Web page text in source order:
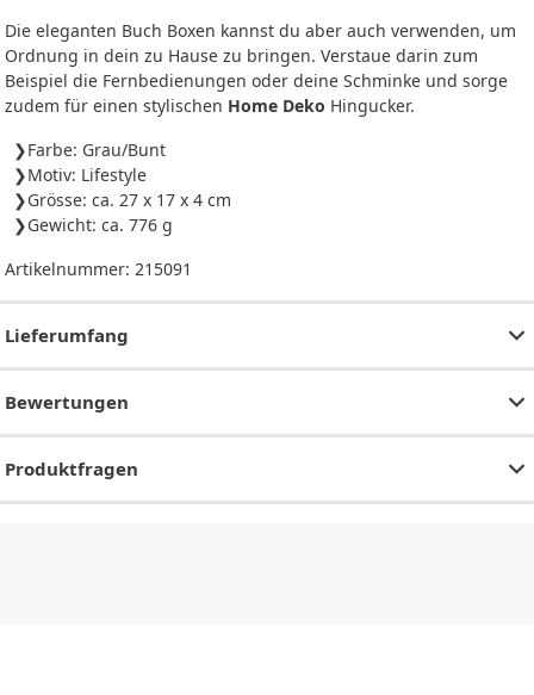
Die eleganten Buch Boxen kannst du aber auch verwenden, um
Ordnung in dein zu Hause zu bringen. Verstaue darin zum
Beispiel die Fernbedienungen oder deine Schminke und sorge
zudem für einen stylischen Home Deko Hingucker.
Farbe: Grau/Bunt
Motiv: Lifestyle
Grösse: ca. 27 x 17 x 4 cm
Gewicht: ca. 776 g
Artikelnummer: 215091
Lieferumfang
Bewertungen
Produktfragen